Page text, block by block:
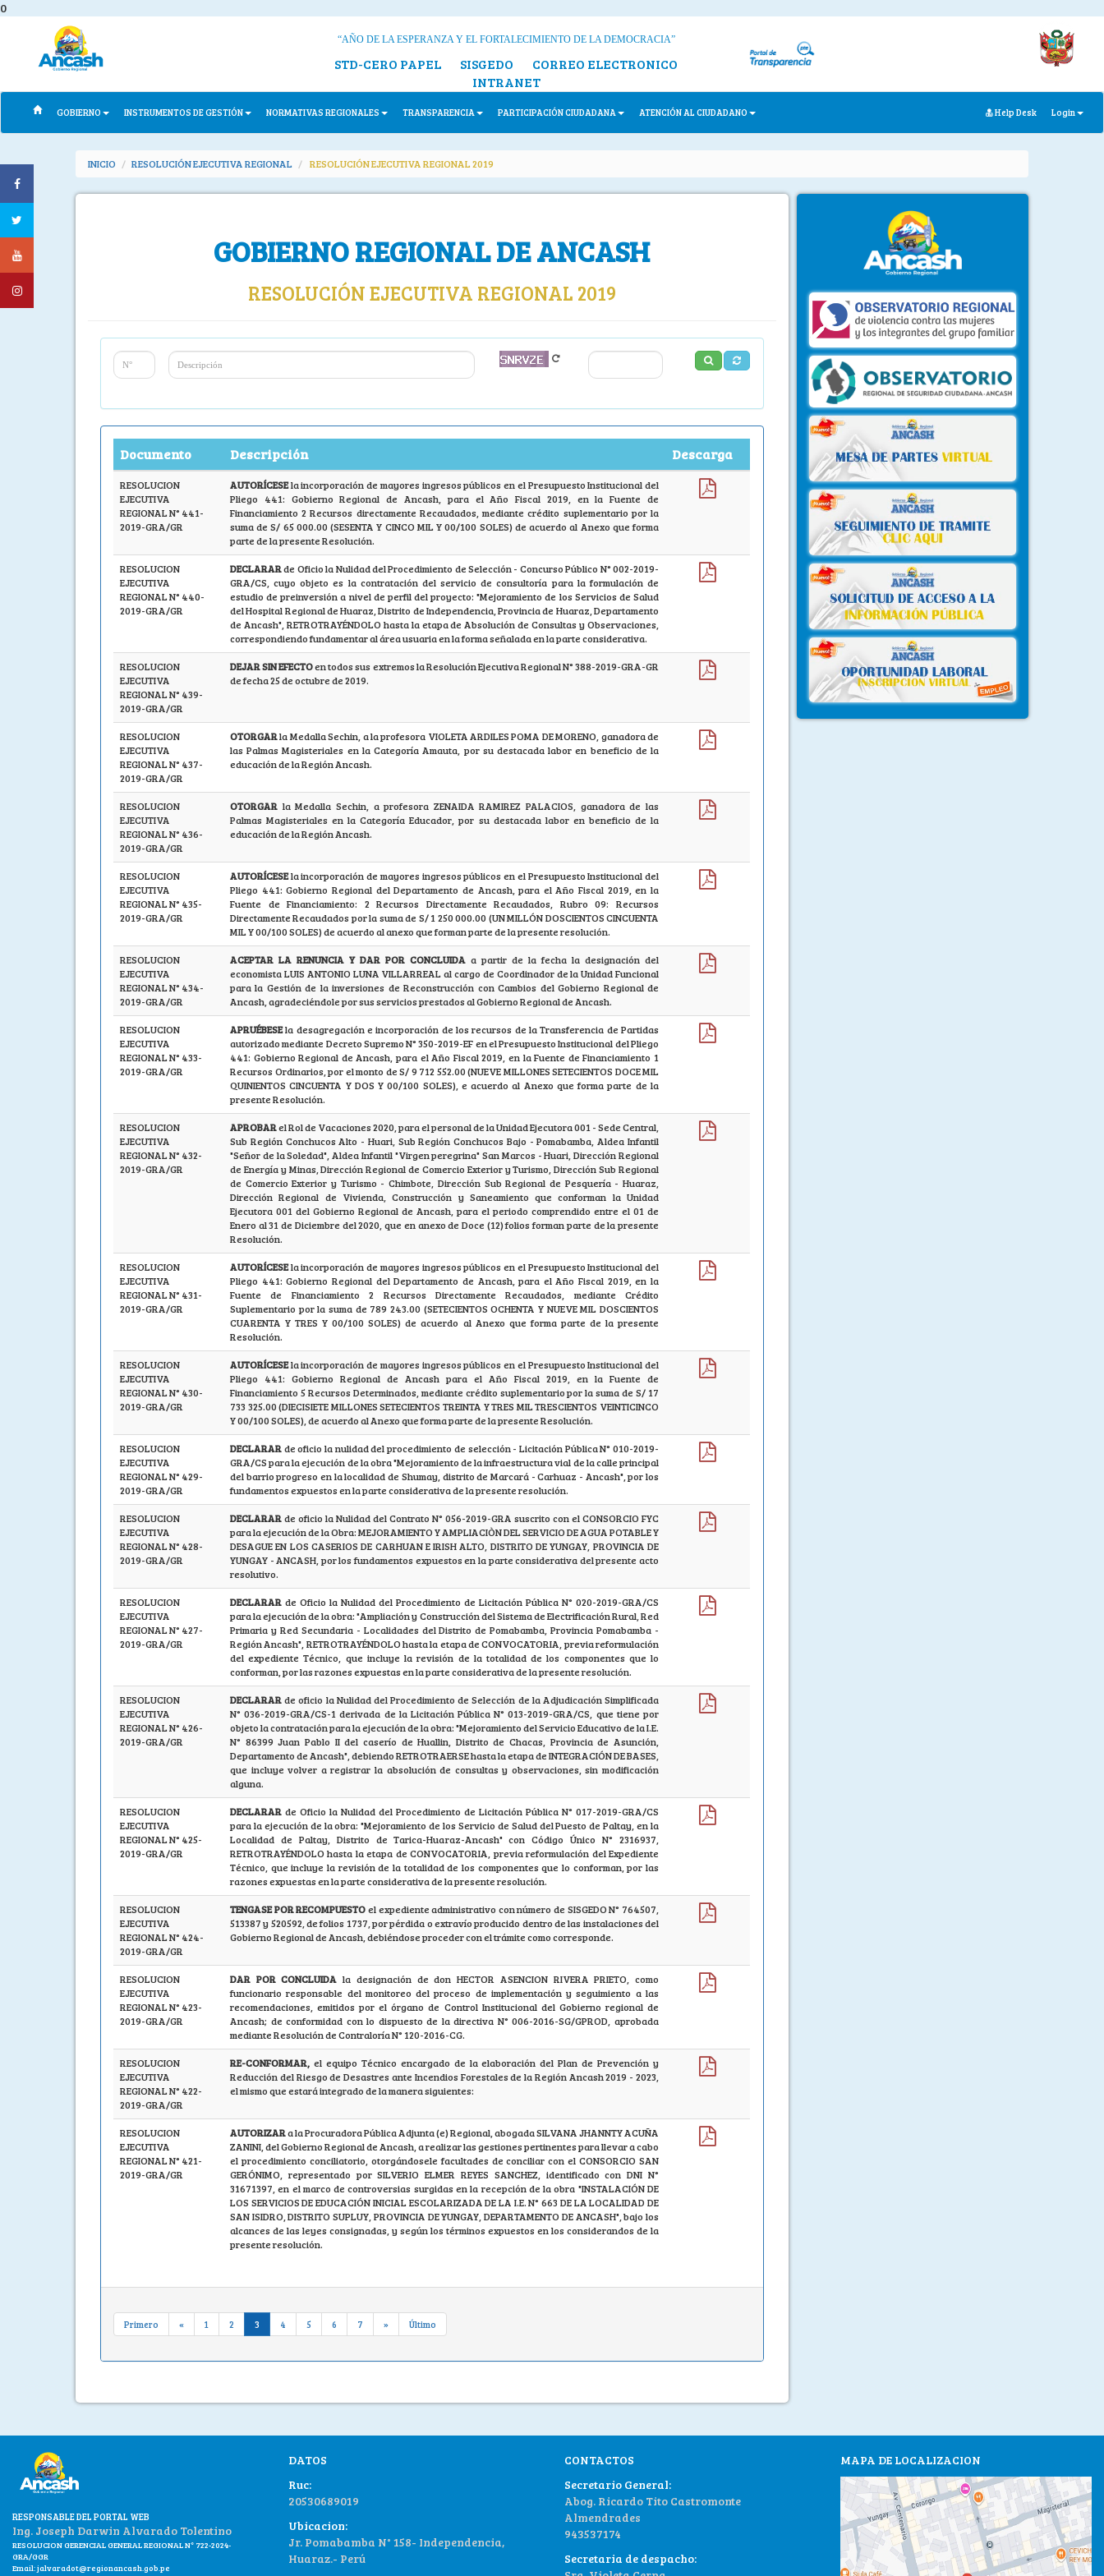
0
“AÑO DE LA ESPERANZA Y EL FORTALECIMIENTO DE LA DEMOCRACIA”
STD-CERO PAPEL SISGEDO
CORREO ELECTRONICO
INTRANET
GOBIERNO INSTRUMENTOS DE GESTIÓN NORMATIVAS REGIONALES TRANSPARENCIA PARTICIPACIÓN CIUDADANA ATENCIÓN AL CIUDADANO Help Desk Login
INICIO RESOLUCIÓN EJECUTIVA REGIONAL RESOLUCIÓN EJECUTIVA REGIONAL 2019
GOBIERNO REGIONAL DE ANCASH
RESOLUCIÓN EJECUTIVA REGIONAL 2019
Documento Descripción Descarga
RESOLUCION
EJECUTIVA
REGIONAL N° 441-
2019-GRA/GR
AUTORÍCESEla incorporación de mayores ingresos públicos en el Presupuesto Institucional del
Pliego 441: Gobierno Regional de Ancash, para el Año Fiscal 2019, en la Fuente de
Financiamiento 2 Recursos directamente Recaudados, mediante crédito suplementario por la
suma de S/ 65 000.00 (SESENTA Y CINCO MIL Y 00/100 SOLES) de acuerdo al Anexo que forma
parte de la presente Resolución.
RESOLUCION
EJECUTIVA
REGIONAL N° 440-
2019-GRA/GR
DECLARARde Oficio la Nulidad del Procedimiento de Selección - Concurso Público N° 002-2019-
GRA/CS, cuyo objeto es la contratación del servicio de consultoría para la formulación de
estudio de preinversión a nivel de perfil del proyecto: "Mejoramiento de los Servicios de Salud
del Hospital Regional de Huaraz, Distrito de Independencia, Provincia de Huaraz, Departamento
de Ancash", RETROTRAYÉNDOLO hasta la etapa de Absolución de Consultas y Observaciones,
correspondiendo fundamentar al área usuaria en la forma señalada en la parte considerativa.
RESOLUCION
EJECUTIVA
REGIONAL N° 439-
2019-GRA/GR
DEJAR SIN EFECTOen todos sus extremos la Resolución Ejecutiva Regional N° 388-2019-GRA-GR
de fecha 25 de octubre de 2019.
RESOLUCION
EJECUTIVA
REGIONAL N° 437-
2019-GRA/GR
OTORGARla Medalla Sechin, a la profesora VIOLETA ARDILES POMA DE MORENO, ganadora de
las Palmas Magisteriales en la Categoría Amauta, por su destacada labor en beneficio de la
educación de la Región Ancash.
RESOLUCION
EJECUTIVA
REGIONAL N° 436-
2019-GRA/GR
OTORGAR la Medalla Sechin, a profesora ZENAIDA RAMIREZ PALACIOS, ganadora de las
Palmas Magisteriales en la Categoría Educador, por su destacada labor en beneficio de la
educación de la Región Ancash.
RESOLUCION
EJECUTIVA
REGIONAL N° 435-
2019-GRA/GR
AUTORÍCESEla incorporación de mayores ingresos públicos en el Presupuesto Institucional del
Pliego 441: Gobierno Regional del Departamento de Ancash, para el Año Fiscal 2019, en la
Fuente de Financiamiento: 2 Recursos Directamente Recaudados, Rubro 09: Recursos
Directamente Recaudados por la suma de S/ 1 250 000.00 (UN MILLÓN DOSCIENTOS CINCUENTA
MIL Y 00/100 SOLES) de acuerdo al anexo que forman parte de la presente resolución.
RESOLUCION
EJECUTIVA
REGIONAL N° 434-
2019-GRA/GR
ACEPTAR LA RENUNCIA Y DAR POR CONCLUIDA a partir de la fecha la designación del
economista LUIS ANTONIO LUNA VILLARREAL al cargo de Coordinador de la Unidad Funcional
para la Gestión de la inversiones de Reconstrucción con Cambios del Gobierno Regional de
Ancash, agradeciéndole por sus servicios prestados al Gobierno Regional de Ancash.
RESOLUCION
EJECUTIVA
REGIONAL N° 433-
2019-GRA/GR
APRUÉBESEla desagregación e incorporación de los recursos de la Transferencia de Partidas
autorizado mediante Decreto Supremo N° 350-2019-EF en el Presupuesto Institucional del Pliego
441: Gobierno Regional de Ancash, para el Año Fiscal 2019, en la Fuente de Financiamiento 1
Recursos Ordinarios, por el monto de S/ 9 712 552.00 (NUEVE MILLONES SETECIENTOS DOCE MIL
QUINIENTOS CINCUENTA Y DOS Y 00/100 SOLES), e acuerdo al Anexo que forma parte de la
presente Resolución.
RESOLUCION
EJECUTIVA
REGIONAL N° 432-
2019-GRA/GR
APROBARel Rol de Vacaciones 2020, para el personal de la Unidad Ejecutora 001 - Sede Central,
Sub Región Conchucos Alto - Huari, Sub Región Conchucos Bajo - Pomabamba, Aldea Infantil
"Señor de la Soledad", Aldea Infantil "Virgen peregrina" San Marcos - Huari, Dirección Regional
de Energía y Minas, Dirección Regional de Comercio Exterior y Turismo, Dirección Sub Regional
de Comercio Exterior y Turismo - Chimbote, Dirección Sub Regional de Pesquería - Huaraz,
Dirección Regional de Vivienda, Construcción y Saneamiento que conforman la Unidad
Ejecutora 001 del Gobierno Regional de Ancash, para el periodo comprendido entre el 01 de
Enero al 31 de Diciembre del 2020, que en anexo de Doce (12) folios forman parte de la presente
Resolución.
RESOLUCION
EJECUTIVA
REGIONAL N° 431-
2019-GRA/GR
AUTORÍCESEla incorporación de mayores ingresos públicos en el Presupuesto Institucional del
Pliego 441: Gobierno Regional del Departamento de Ancash, para el Año Fiscal 2019, en la
Fuente de Financiamiento 2 Recursos Directamente Recaudados, mediante Crédito
Suplementario por la suma de 789 243.00 (SETECIENTOS OCHENTA Y NUEVE MIL DOSCIENTOS
CUARENTA Y TRES Y 00/100 SOLES) de acuerdo al Anexo que forma parte de la presente
Resolución.
RESOLUCION
EJECUTIVA
REGIONAL N° 430-
2019-GRA/GR
AUTORÍCESEla incorporación de mayores ingresos públicos en el Presupuesto Institucional del
Pliego 441: Gobierno Regional de Ancash para el Año Fiscal 2019, en la Fuente de
Financiamiento 5 Recursos Determinados, mediante crédito suplementario por la suma de S/ 17
733 325.00 (DIECISIETE MILLONES SETECIENTOS TREINTA Y TRES MIL TRESCIENTOS VEINTICINCO
Y 00/100 SOLES), de acuerdo al Anexo que forma parte de la presente Resolución.
RESOLUCION
EJECUTIVA
REGIONAL N° 429-
2019-GRA/GR
DECLARARde oficio la nulidad del procedimiento de selección - Licitación Pública N° 010-2019-
GRA/CS para la ejecución de la obra "Mejoramiento de la infraestructura vial de la calle principal
del barrio progreso en la localidad de Shumay, distrito de Marcará - Carhuaz - Ancash", por los
fundamentos expuestos en la parte considerativa de la presente resolución.
RESOLUCION
EJECUTIVA
REGIONAL N° 428-
2019-GRA/GR
DECLARARde oficio la Nulidad del Contrato N° 056-2019-GRA suscrito con el CONSORCIO FYC
para la ejecución de la Obra: MEJORAMIENTO Y AMPLIACIÒN DEL SERVICIO DE AGUA POTABLE Y
DESAGUE EN LOS CASERIOS DE CARHUAN E IRISH ALTO, DISTRITO DE YUNGAY, PROVINCIA DE
YUNGAY - ANCASH, por los fundamentos expuestos en la parte considerativa del presente acto
resolutivo.
RESOLUCION
EJECUTIVA
REGIONAL N° 427-
2019-GRA/GR
DECLARAR de Oficio la Nulidad del Procedimiento de Licitación Pública N° 020-2019-GRA/CS
para la ejecución de la obra: "Ampliación y Construcción del Sistema de Electrificación Rural, Red
Primaria y Red Secundaria - Localidades del Distrito de Pomabamba, Provincia Pomabamba -
Región Ancash", RETROTRAYÉNDOLO hasta la etapa de CONVOCATORIA, previa reformulación
del expediente Técnico, que incluye la revisión de la totalidad de los componentes que lo
conforman, por las razones expuestas en la parte considerativa de la presente resolución.
RESOLUCION
EJECUTIVA
REGIONAL N° 426-
2019-GRA/GR
DECLARARde oficio la Nulidad del Procedimiento de Selección de la Adjudicación Simplificada
N° 036-2019-GRA/CS-1 derivada de la Licitación Pública N° 013-2019-GRA/CS, que tiene por
objeto la contratación para la ejecución de la obra: "Mejoramiento del Servicio Educativo de la I.E.
N° 86399 Juan Pablo II del caserío de Huallin, Distrito de Chacas, Provincia de Asunción,
Departamento de Ancash", debiendo RETROTRAERSE hasta la etapa de INTEGRACIÓN DE BASES,
que incluye volver a registrar la absolución de consultas y observaciones, sin modificación
alguna.
RESOLUCION
EJECUTIVA
REGIONAL N° 425-
2019-GRA/GR
DECLARAR de Oficio la Nulidad del Procedimiento de Licitación Pública N° 017-2019-GRA/CS
para la ejecución de la obra: "Mejoramiento de los Servicio de Salud del Puesto de Paltay, en la
Localidad de Paltay, Distrito de Tarica-Huaraz-Ancash" con Código Único N° 2316937,
RETROTRAYÉNDOLO hasta la etapa de CONVOCATORIA, previa reformulación del Expediente
Técnico, que incluye la revisión de la totalidad de los componentes que lo conforman, por las
razones expuestas en la parte considerativa de la presente resolución.
RESOLUCION
EJECUTIVA
REGIONAL N° 424-
2019-GRA/GR
TENGASE POR RECOMPUESTOel expediente administrativo con número de SISGEDO N° 764507,
513387 y 520592, de folios 1737, por pérdida o extravío producido dentro de las instalaciones del
Gobierno Regional de Ancash, debiéndose proceder con el trámite como corresponde.
RESOLUCION
EJECUTIVA
REGIONAL N° 423-
2019-GRA/GR
DAR POR CONCLUIDAla designación de don HECTOR ASENCION RIVERA PRIETO, como
funcionario responsable del monitoreo del proceso de implementación y seguimiento a las
recomendaciones, emitidos por el órgano de Control Institucional del Gobierno regional de
Ancash; de conformidad con lo dispuesto de la directiva N° 006-2016-SG/GPROD, aprobada
mediante Resolución de Contraloría N° 120-2016-CG.
RESOLUCION
EJECUTIVA
REGIONAL N° 422-
2019-GRA/GR
RE-CONFORMAR, el equipo Técnico encargado de la elaboración del Plan de Prevención y
Reducción del Riesgo de Desastres ante Incendios Forestales de la Región Ancash 2019 - 2023,
el mismo que estará integrado de la manera siguientes:
RESOLUCION
EJECUTIVA
REGIONAL N° 421-
2019-GRA/GR
AUTORIZARa la Procuradora Pública Adjunta (e) Regional, abogada SILVANA JHANNTY ACUÑA
ZANINI, del Gobierno Regional de Ancash, a realizar las gestiones pertinentes para llevar a cabo
el procedimiento conciliatorio, otorgándosele facultades de conciliar con el CONSORCIO SAN
GERÓNIMO, representado por SILVERIO ELMER REYES SANCHEZ, identificado con DNI N°
31671397, en el marco de controversias surgidas en la recepción de la obra "INSTALACIÓN DE
LOS SERVICIOS DE EDUCACIÓN INICIAL ESCOLARIZADA DE LA I.E. N° 663 DE LA LOCALIDAD DE
SAN ISIDRO, DISTRITO SUPLUY, PROVINCIA DE YUNGAY, DEPARTAMENTO DE ANCASH", bajo los
alcances de las leyes consignadas, y según los términos expuestos en los considerandos de la
presente resolución.
Primero « 1 2 3 4 5 6 7 » Último
RESPONSABLE DEL PORTAL WEB
Ing. Joseph Darwin Alvarado Tolentino
RESOLUCION GERENCIAL GENERAL REGIONAL N° 722-2024-
GRA/GGR
Email:jalvaradot@regionancash.gob.pe
DATOS
Ruc:
20530689019
Ubicacion:
Jr. Pomabamba N° 158- Independencia,
Huaraz.- Perú
CONTACTOS
Secretario General:
Abog. Ricardo Tito Castromonte
Almendrades
943537174
Secretaria de despacho:
MAPA DE LOCALIZACION